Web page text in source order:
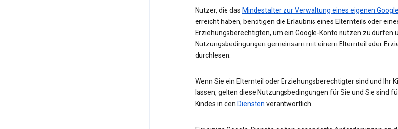
Nutzer, die das Mindestalter zur Verwaltung eines eigenen
erreicht haben, benötigen die Erlaubnis eines Elternteils oder
Erziehungsberechtigten, um ein Google-Konto nutzen zu dürfen
Nutzungsbedingungen gemeinsam mit einem Elternteil oder
durchlesen.
Wenn Sie ein Elternteil oder Erziehungsberechtigter sind und Ihr
lassen, gelten diese Nutzungsbedingungen für Sie und Sie sind
Kindes in den Diensten verantwortlich.